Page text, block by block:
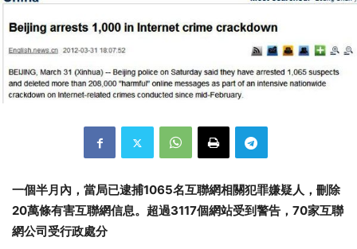
一個半月內，當局已逮捕1065名互聯網相關犯罪嫌疑人，刪除
20萬條有害互聯網信息。超過3117個網站受到警告 ，70家互聯
網公司受行政處分